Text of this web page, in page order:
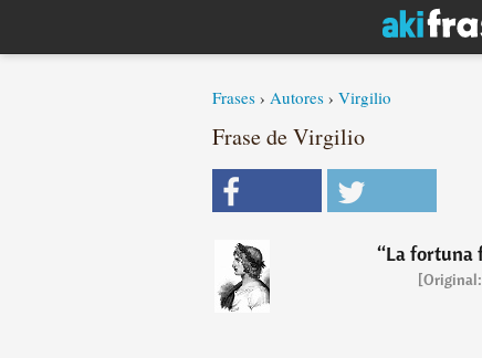
Frases › Autores › Virgilio
Frase de Virgilio
“La fortuna